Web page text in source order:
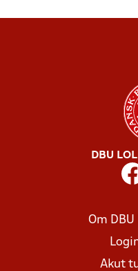
DBU
Om
Akut